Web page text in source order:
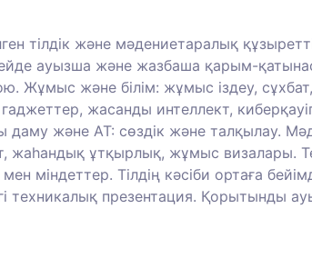
тілдік және мәдениетаралық
ауызша және жазбаша қарым-
Жұмыс және білім: жұмыс іздеу,
жасанды интеллект,
даму және АТ: сөздік және талқылау.
жаһандық ұтқырлық, жұмыс визалары.
міндеттер. Тілдің кәсіби ортаға
техникалық презентация. Қорытынды